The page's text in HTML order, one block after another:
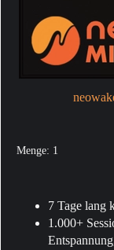
Menge: 1
7 Tage lang
1.000+